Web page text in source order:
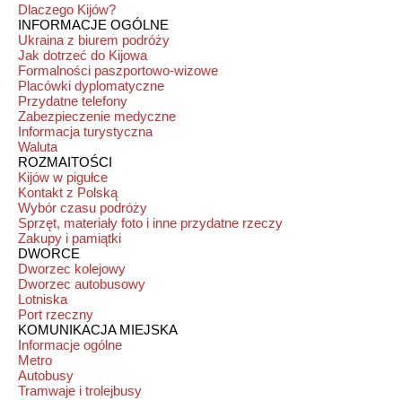
Dlaczego Kijów?
INFORMACJE OGÓLNE
Ukraina z biurem podróży
Jak dotrzeć do Kijowa
Formalności paszportowo-wizowe
Placówki dyplomatyczne
Przydatne telefony
Zabezpieczenie medyczne
Informacja turystyczna
Waluta
ROZMAITOŚCI
Kijów w pigułce
Kontakt z Polską
Wybór czasu podróży
Sprzęt, materiały foto i inne przydatne rzeczy
Zakupy i pamiątki
DWORCE
Dworzec kolejowy
Dworzec autobusowy
Lotniska
Port rzeczny
KOMUNIKACJA MIEJSKA
Informacje ogólne
Metro
Autobusy
Tramwaje i trolejbusy